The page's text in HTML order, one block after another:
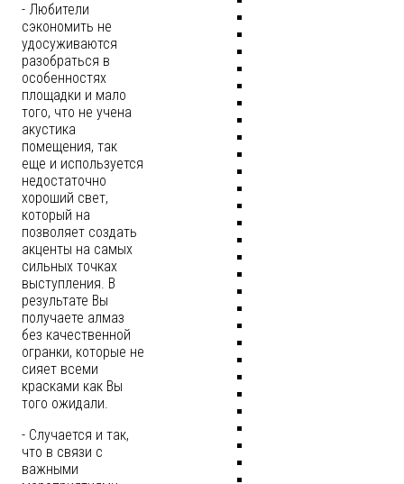
- Любители
сэкономить не
удосуживаются
разобраться в
особенностях
площадки и мало
того, что не учена
акустика
помещения, так
еще и используется
недостаточно
хороший свет,
который на
позволяет создать
акценты на самых
сильных точках
выступления. В
результате Вы
получаете алмаз
без качественной
огранки, которые не
сияет всеми
красками как Вы
того ожидали.
- Случается и так,
что в связи с
важными